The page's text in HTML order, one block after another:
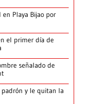
Playa Bijao por
el primer día de
señalado de
padrón y le quitan la